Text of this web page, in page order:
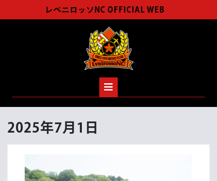
to
レベニロッソNC OFFICIAL WEB
2025年7月1日